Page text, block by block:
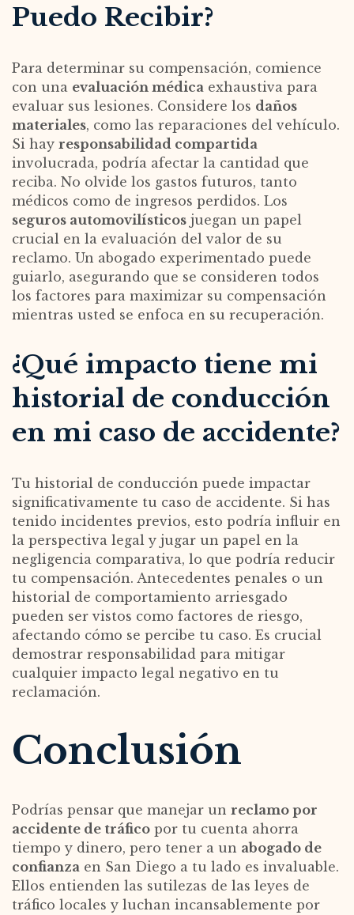
Puedo Recibir?
Para determinar su compensación, comience
con una evaluación médica exhaustiva para
evaluar sus lesiones. Considere los daños
materiales, como las reparaciones del vehículo.
Si hay responsabilidad compartida
involucrada, podría afectar la cantidad que
reciba. No olvide los gastos futuros, tanto
médicos como de ingresos perdidos. Los
seguros automovilísticos juegan un papel
crucial en la evaluación del valor de su
reclamo. Un abogado experimentado puede
guiarlo, asegurando que se consideren todos
los factores para maximizar su compensación
mientras usted se enfoca en su recuperación.
¿Qué impacto tiene mi
historial de conducción
en mi caso de accidente?
Tu historial de conducción puede impactar
significativamente tu caso de accidente. Si has
tenido incidentes previos, esto podría influir en
la perspectiva legal y jugar un papel en la
negligencia comparativa, lo que podría reducir
tu compensación. Antecedentes penales o un
historial de comportamiento arriesgado
pueden ser vistos como factores de riesgo,
afectando cómo se percibe tu caso. Es crucial
demostrar responsabilidad para mitigar
cualquier impacto legal negativo en tu
reclamación.
Conclusión
Podrías pensar que manejar un reclamo por
accidente de tráfico por tu cuenta ahorra
tiempo y dinero, pero tener a un abogado de
confianza en San Diego a tu lado es invaluable.
Ellos entienden las sutilezas de las leyes de
tráfico locales y luchan incansablemente por